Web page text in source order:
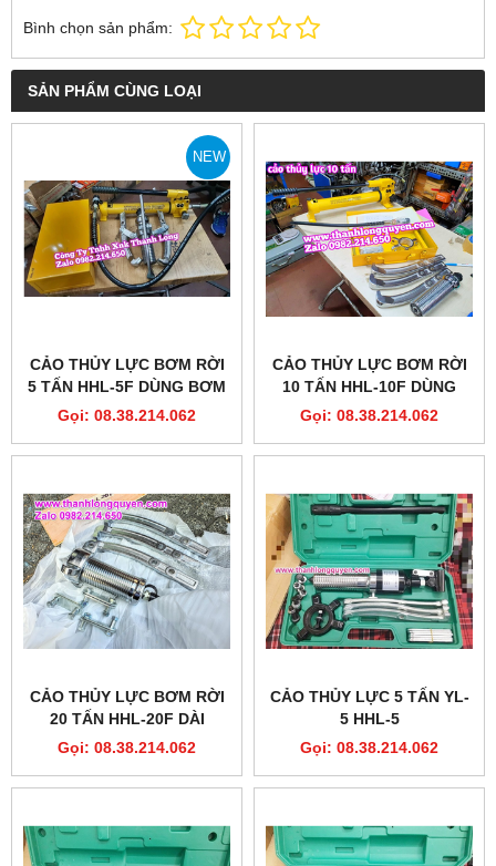
Bình chọn sản phẩm:
SẢN PHẨM CÙNG LOẠI
NEW
CẢO THỦY LỰC BƠM RỜI
5 TẤN HHL-5F DÙNG BƠM
HHB-700C DÀI 200MM
Gọi: 08.38.214.062
CẢO THỦY LỰC BƠM RỜI
10 TẤN HHL-10F DÙNG
BƠM HHB-700 DÀI 250MM
Gọi: 08.38.214.062
CẢO THỦY LỰC BƠM RỜI
20 TẤN HHL-20F DÀI
350MM
Gọi: 08.38.214.062
CẢO THỦY LỰC 5 TẤN YL-
5 HHL-5
Gọi: 08.38.214.062